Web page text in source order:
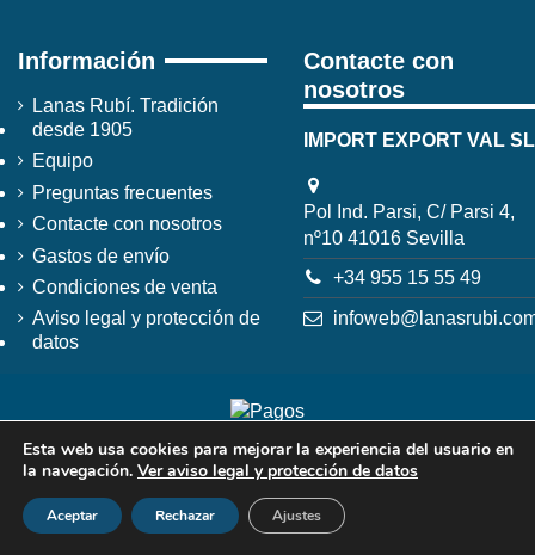
Información
Lanas Rubí. Tradición
desde 1905
Equipo
Preguntas frecuentes
Contacte con nosotros
Gastos de envío
Condiciones de venta
Aviso legal y protección de
datos
Contacte con
nosotros
IMPORT EXPORT VAL SL
Pol Ind. Parsi, C/ Parsi 4,
nº10 41016 Sevilla
+34 955 15 55 49
Esta web usa cookies para mejorar la experiencia del usuario en
la navegación. Ver aviso legal y protección de datos
Aceptar Rechazar Ajustes